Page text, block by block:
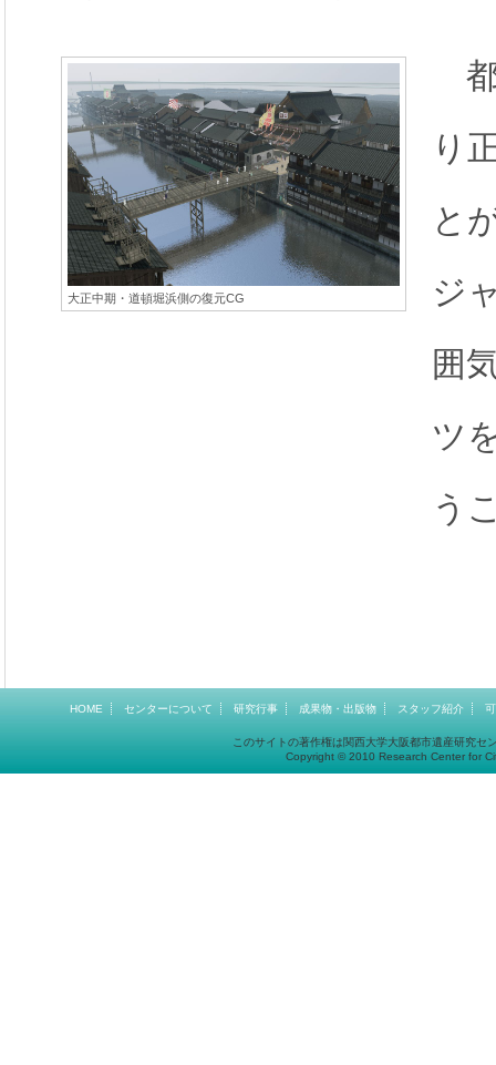
大正中期・道頓堀浜側の復元CG
都
り
と
ジ
囲
ツ
う
HOME センターについて 研究行事 成果物・出版物 スタッフ紹介
このサイトの著作権は関西大学大阪都市遺産研究
Copyright © 2010 Research Center for